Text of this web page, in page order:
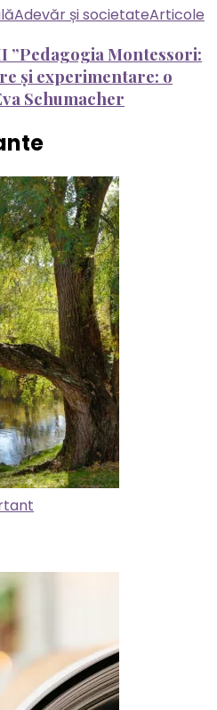
Adevăr și societateArticole
”Pedagogia Montessori:
și experimentare: o
Schumacher